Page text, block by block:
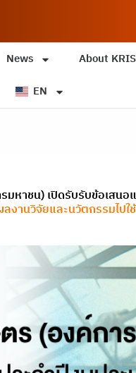
News About KRIS
EN
หาชน) เปิดรับรับข้อเสนอ
านวิจัยและนวัตกรรมไปใ